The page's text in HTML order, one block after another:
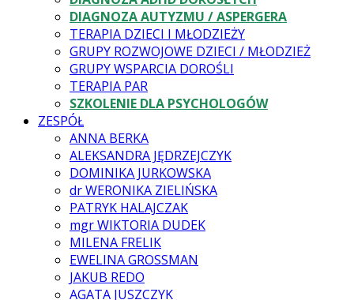
DIAGNOZA AUTYZMU / ASPERGERA
TERAPIA DZIECI I MŁODZIEŻY
GRUPY ROZWOJOWE DZIECI / MŁODZIEŻ
GRUPY WSPARCIA DOROŚLI
TERAPIA PAR
SZKOLENIE DLA PSYCHOLOGÓW
ZESPÓŁ
ANNA BERKA
ALEKSANDRA JĘDRZEJCZYK
DOMINIKA JURKOWSKA
dr WERONIKA ZIELIŃSKA
PATRYK HALAJCZAK
mgr WIKTORIA DUDEK
MILENA FRELIK
EWELINA GROSSMAN
JAKUB REDO
AGATA JUSZCZYK